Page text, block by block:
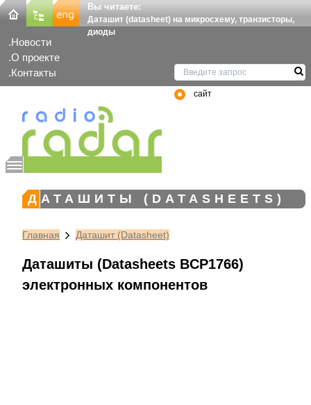
Вы читаете:
Даташит (datasheet) на микросхему, транзисторы,
диоды
Новости
О проекте
Контакты
сайт
ДАТАШИТЫ (DATASHEETS)
Главная Даташит (Datasheet)
Даташиты (Datasheets BCP1766)
электронных компонентов